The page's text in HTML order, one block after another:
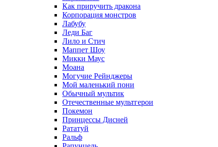
Как приручить дракона
Корпорация монстров
Лабубу
Леди Баг
Лило и Стич
Маппет Шоу
Микки Маус
Моана
Могучие Рейнджеры
Мой маленький пони
Обычный мультик
Отечественные мультгерои
Покемон
Принцессы Дисней
Рататуй
Ральф